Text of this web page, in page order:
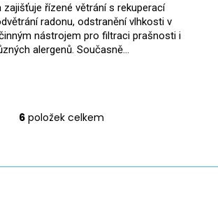
zajišťuje řízené větrání s rekuperací
radonu, odstranění vlhkosti v
nástrojem pro filtraci prašnosti i
alergenů. Současně...
O
á
6 položek celkem